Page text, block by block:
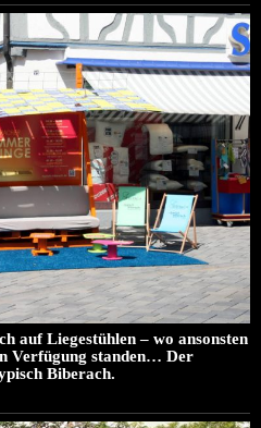
auf Liegestühlen – wo ansonsten
Verfügung standen… Der
Biberach.